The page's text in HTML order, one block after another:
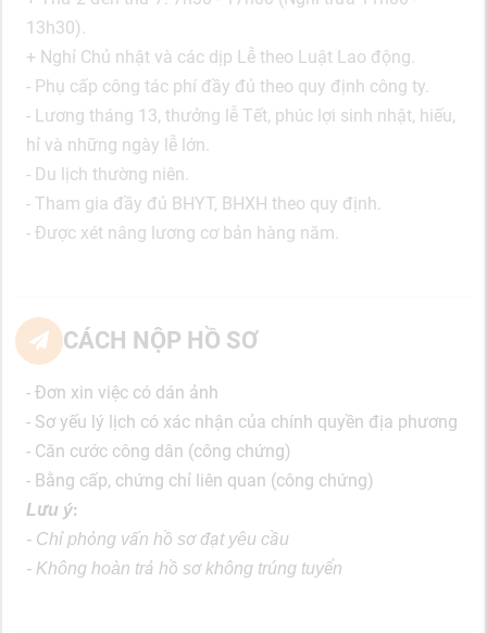
13h30).
+ Nghỉ Chủ nhật và các dịp Lễ theo Luật Lao động.
- Phụ cấp công tác phí đầy đủ theo quy định công ty.
- Lương tháng 13, thưởng lễ Tết, phúc lợi sinh nhật, hiếu,
hỉ và những ngày lễ lớn.
- Du lịch thường niên.
- Tham gia đầy đủ BHYT, BHXH theo quy định.
- Được xét nâng lương cơ bản hàng năm.
CÁCH NỘP HỒ SƠ
- Đơn xin việc có dán ảnh
- Sơ yếu lý lịch có xác nhận của chính quyền địa phương
- Căn cước công dân (công chứng)
- Bằng cấp, chứng chỉ liên quan (công chứng)
Lưu ý:
- Chỉ phỏng vấn hồ sơ đạt yêu cầu
- Không hoàn trả hồ sơ không trúng tuyển